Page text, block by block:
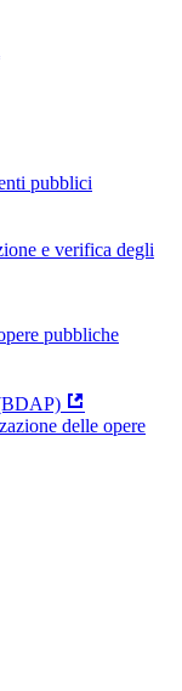
pubblici
e verifica degli
pubbliche
delle opere